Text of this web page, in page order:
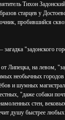
Тихон
старцев у
пробившийся
"задонского
Липецка, на левом,
необычных
и шумных
"даже собаки
стен,
душу быстрее любых